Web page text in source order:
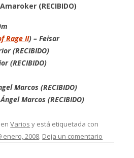
(RECIBIDO)
Rage II) – Feisar
(RECIBIDO)
(RECIBIDO)
Marcos (RECIBIDO)
Marcos (RECIBIDO)
enVarios y está etiquetada con
enero, 2008. Deja un comentario